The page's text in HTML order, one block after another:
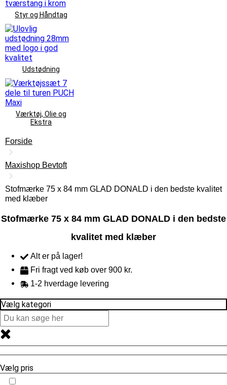
Styr og Håndtag
Udstødning
Værktøj, Olie og
Ekstra
Forside
Maxishop Bevtoft
Stofmærke 75 x 84 mm GLAD DONALD i den bedste kvalitet
med klæber
Stofmærke 75 x 84 mm GLAD DONALD i den bedste
kvalitet med klæber
Alt er på lager!
Fri fragt ved køb over 900 kr.
1-2 hverdage levering
Vælg kategori
Vælg pris